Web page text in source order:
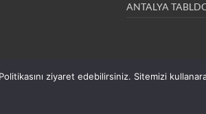
ANTALYA
ziyaret edebilirsiniz. Sitemizi